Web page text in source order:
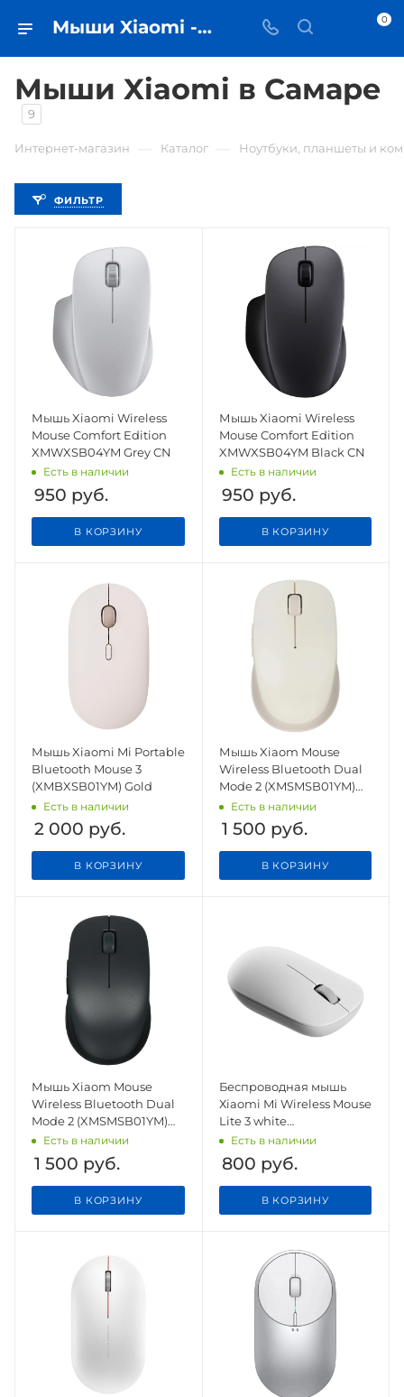
Мыши Xiaomi - купить мышь в Самаре - iЧехол 0
Мыши Xiaomi в Самаре
9
Интернет-магазин Каталог Ноутбуки, планшеты и
ФИЛЬТР
Мышь Xiaomi Wireless
Mouse Comfort Edition
XMWXSB04YM Grey CN
Есть в наличии
950 руб.
В КОРЗИНУ
Мышь Xiaomi Wireless
Mouse Comfort Edition
XMWXSB04YM Black CN
Есть в наличии
950 руб.
В КОРЗИНУ
Мышь Xiaomi Mi Portable
Bluetooth Mouse 3
(XMBXSB01YM) Gold
Есть в наличии
2 000 руб.
В КОРЗИНУ
Мышь Xiaom Mouse
Wireless Bluetooth Dual
Mode 2 (XMSMSB01YM)
White
Есть в наличии
1 500 руб.
В КОРЗИНУ
Мышь Xiaom Mouse
Wireless Bluetooth Dual
Mode 2 (XMSMSB01YM)
Black
Есть в наличии
1 500 руб.
В КОРЗИНУ
Беспроводная мышь
Хiaomi Mi Wireless Mouse
Lite 3 white
(XMWXSB0SYM)
Есть в наличии
800 руб.
В КОРЗИНУ